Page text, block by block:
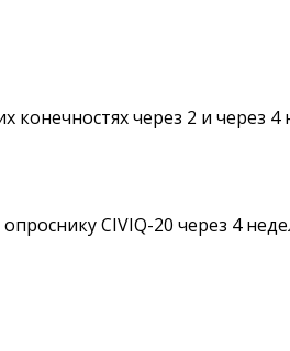
через 2 и через 4
CIVIQ-20 через 4